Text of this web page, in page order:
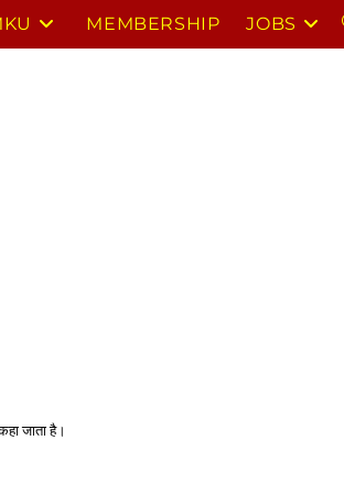
MEMBERSHIP JOBS
जाता है।